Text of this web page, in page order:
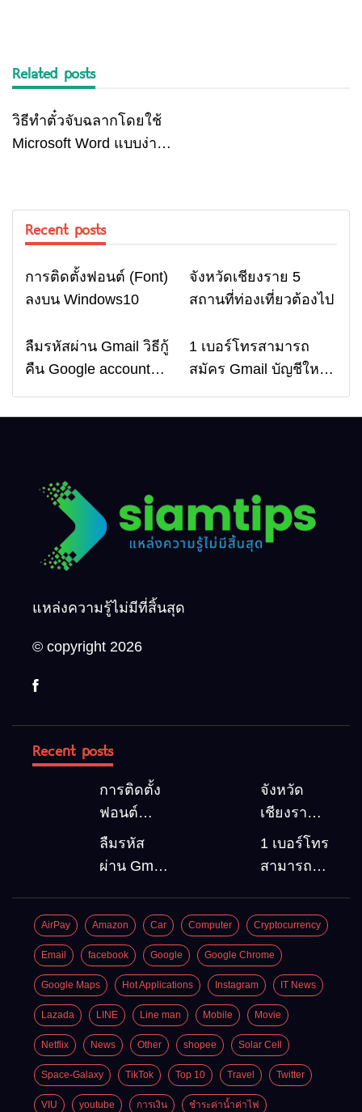
Related posts
IT News
วิธีทำตั๋วจับฉลากโดยใช้
Microsoft Word แบบง่าย
Recent posts
Computer
การติดตั้งฟอนต์ (Font)
ลงบน Windows10
Travel
จังหวัดเชียงราย 5
สถานที่ท่องเที่ยวต้องไป
Email
ลืมรหัสผ่าน Gmail วิธีกู้
คืน Google account
Email
1 เบอร์โทรสามารถ
สมัคร Gmail บัญชีใหม่
แหล่งความรู้ไม่มีที่สิ้นสุด
© copyright 2026
Recent posts
การติดตั้ง
ฟอนต์
(Font)
ลงบน
จังหวัด
เชียงราย 5
สถานที่
ลืมรหัส
ผ่าน Gmail
Google
account
อัพเดต
ล่าสุด
1 เบอร์โทร
สามารถ
Gmail
บัญชีใหม่
ได้กี่ครั้ง?
กี่บัญชี ?
AirPay Amazon Car Computer Cryptocurrency
Email facebook Google Google Chrome
Google Maps Hot Applications Instagram IT News
Lazada LINE Line man Mobile Movie
Netflix News Other shopee Solar Cell
Space-Galaxy TikTok Top 10 Travel Twitter
VIU youtube การเงิน ชำระค่าน้ำค่าไฟ